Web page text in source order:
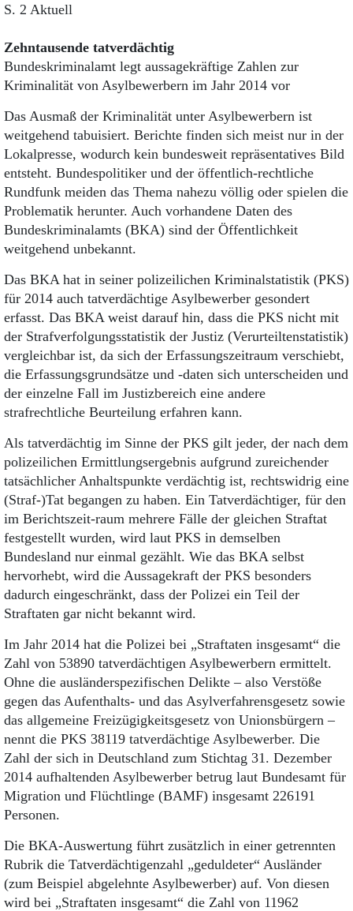
S. 2 Aktuell
Zehntausende tatverdächtig
Bundeskriminalamt legt aussagekräftige Zahlen zur
Kriminalität von Asylbewerbern im Jahr 2014 vor
Das Ausmaß der Kriminalität unter Asylbewerbern ist
weitgehend tabuisiert. Berichte finden sich meist nur in der
Lokalpresse, wodurch kein bundesweit repräsentatives Bild
entsteht. Bundespolitiker und der öffentlich-rechtliche
Rundfunk meiden das Thema nahezu völlig oder spielen die
Problematik herunter. Auch vorhandene Daten des
Bundeskriminalamts (BKA) sind der Öffentlichkeit
weitgehend unbekannt.
Das BKA hat in seiner polizeilichen Kriminalstatistik (PKS)
für 2014 auch tatverdächtige Asylbewerber gesondert
erfasst. Das BKA weist darauf hin, dass die PKS nicht mit
der Strafverfolgungsstatistik der Justiz (Verurteiltenstatistik)
vergleichbar ist, da sich der Erfassungszeitraum verschiebt,
die Erfassungsgrundsätze und -daten sich unterscheiden und
der einzelne Fall im Justizbereich eine andere
strafrechtliche Beurteilung erfahren kann.
Als tatverdächtig im Sinne der PKS gilt jeder, der nach dem
polizeilichen Ermittlungsergebnis aufgrund zureichender
tatsächlicher Anhaltspunkte verdächtig ist, rechtswidrig eine
(Straf-)Tat begangen zu haben. Ein Tatverdächtiger, für den
im Berichtszeit-raum mehrere Fälle der gleichen Straftat
festgestellt wurden, wird laut PKS in demselben
Bundesland nur einmal gezählt. Wie das BKA selbst
hervorhebt, wird die Aussagekraft der PKS besonders
dadurch eingeschränkt, dass der Polizei ein Teil der
Straftaten gar nicht bekannt wird.
Im Jahr 2014 hat die Polizei bei „Straftaten insgesamt“ die
Zahl von 53890 tatverdächtigen Asylbewerbern ermittelt.
Ohne die ausländerspezifischen Delikte – also Verstöße
gegen das Aufenthalts- und das Asylverfahrensgesetz sowie
das allgemeine Freizügigkeitsgesetz von Unionsbürgern –
nennt die PKS 38119 tatverdächtige Asylbewerber. Die
Zahl der sich in Deutschland zum Stichtag 31. Dezember
2014 aufhaltenden Asylbewerber betrug laut Bundesamt für
Migration und Flüchtlinge (BAMF) insgesamt 226191
Personen.
Die BKA-Auswertung führt zusätzlich in einer getrennten
Rubrik die Tatverdächtigenzahl „geduldeter“ Ausländer
(zum Beispiel abgelehnte Asylbewerber) auf. Von diesen
wird bei „Straftaten insgesamt“ die Zahl von 11962